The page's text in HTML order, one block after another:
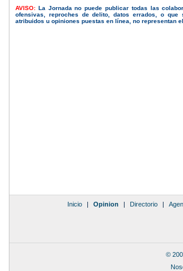
AVISO: La Jornada no puede publicar todas las
ofensivas, reproches de delito, datos errados, o
atribuidos u opiniones puestas en línea, no representan
Inicio | Opinion | Directorio |
©